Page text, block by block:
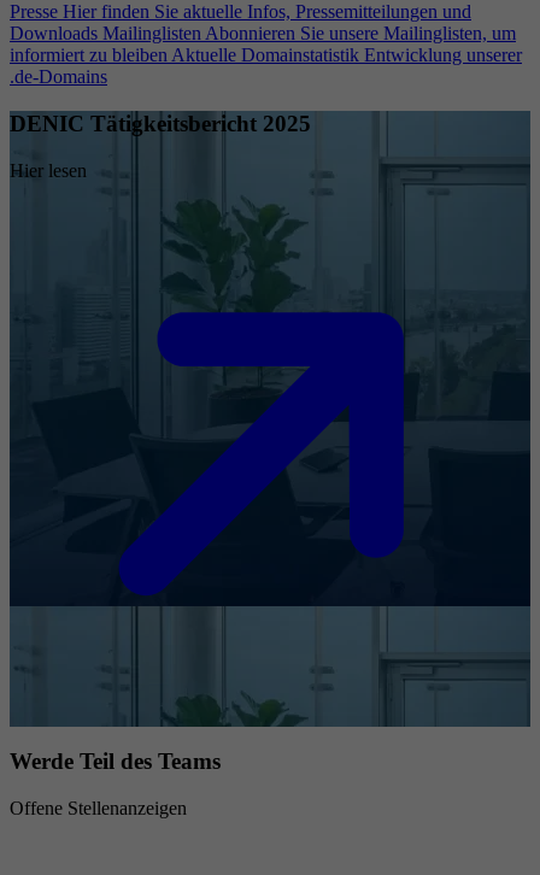
Presse Hier finden Sie aktuelle Infos, Pressemitteilungen und
Downloads Mailinglisten Abonnieren Sie unsere Mailinglisten, um
informiert zu bleiben Aktuelle Domainstatistik Entwicklung unserer
.de-Domains
DENIC Tätigkeitsbericht 2025
Hier lesen
Werde Teil des Teams
Offene Stellenanzeigen